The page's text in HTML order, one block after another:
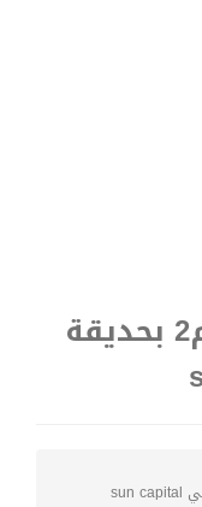
شقه دور ارضي 166 م2 بحديقة